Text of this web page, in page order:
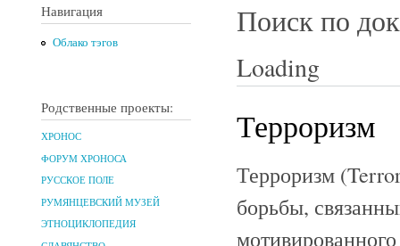
Навигация
Облако тэгов
Родственные проекты:
ХРОНОС
ФОРУМ ХРОНОСА
РУССКОЕ ПОЛЕ
РУМЯНЦЕВСКИЙ МУЗЕЙ
ЭТНОЦИКЛОПЕДИЯ
Поиск по
Loading
Терроризм
Терроризм
борьбы,